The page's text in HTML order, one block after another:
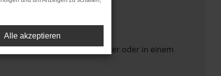
in einem anderen Browser oder in einem
Alle akzeptieren